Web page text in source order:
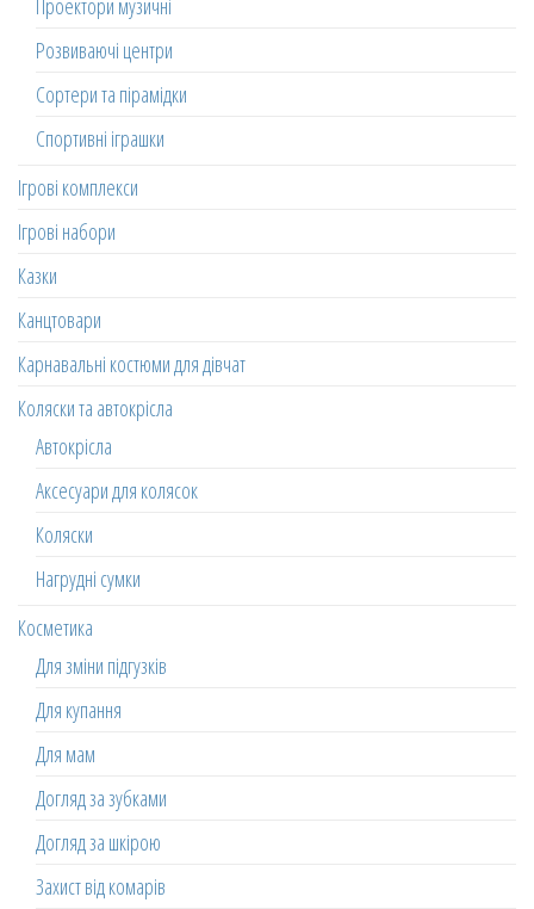
Проектори музичні
Розвиваючі центри
Сортери та пірамідки
Спортивні іграшки
Ігрові комплекси
Ігрові набори
Казки
Канцтовари
Карнавальні костюми для дівчат
Коляски та автокрісла
Автокрісла
Аксесуари для колясок
Коляски
Нагрудні сумки
Косметика
Для зміни підгузків
Для купання
Для мам
Догляд за зубками
Догляд за шкірою
Захист від комарів